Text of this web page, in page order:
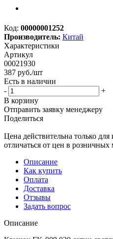
Код: 00000001252
Производитель: Китай
Характеристики
Артикул
00021930
387 руб./шт
Есть в наличии
-
+
В корзину
Отправить заявку менеджеру
Поделиться
Цена действительна только
отличаться от цен в розничных
Описание
Как купить
Оплата
Доставка
Отзывы
Задать вопрос
Описание